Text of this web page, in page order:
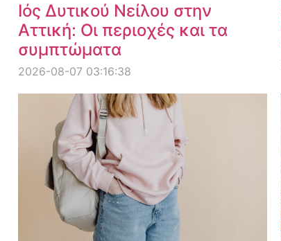
Ιός Δυτικού Νείλου στην
Αττική: Οι περιοχές και τα
συμπτώματα
2026-08-07 03:16:38